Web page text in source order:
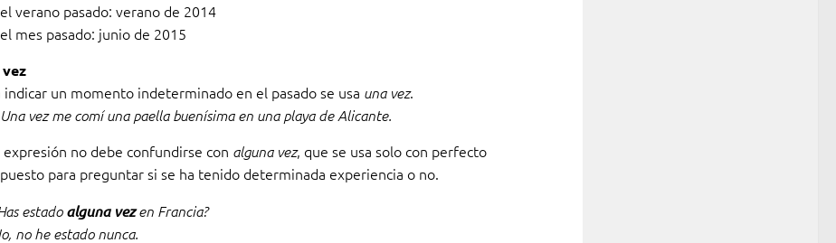
el verano pasado: verano de 2014
el mes pasado: junio de 2015
vez
indicar un momento indeterminado en el pasado se usa una vez.
Una vez me comí una paella buenísima en una playa de Alicante.
expresión no debe confundirse con alguna vez, que se usa solo con perfecto
para preguntar si se ha tenido determinada experiencia o no.
estado alguna vezen Francia?
no he estado nunca.